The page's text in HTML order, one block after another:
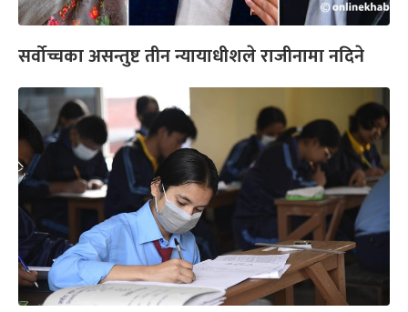
सर्वोच्चका असन्तुष्ट तीन न्यायाधीशले राजीनामा नदिने